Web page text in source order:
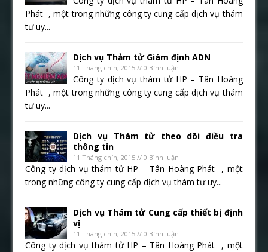
Phát , một trong những công ty cung cấp dịch vụ thám
tư uy...
Dịch vụ Thảm tử Giám định ADN
11 Tháng chín, 2015 // 0 Bình luận
Công ty dịch vụ thám tử HP – Tân Hoàng
Phát , một trong những công ty cung cấp dịch vụ thám
tư uy...
Dịch vụ Thám tử theo dõi điều tra
thông tin
11 Tháng chín, 2015 // 0 Bình luận
Công ty dịch vụ thám tử HP – Tân Hoàng Phát , một
trong những công ty cung cấp dịch vụ thám tư uy...
Dịch vụ Thám tử Cung cấp thiết bị định
vị
11 Tháng chín, 2015 // 0 Bình luận
Công ty dịch vụ thám tử HP – Tân Hoàng Phát , một